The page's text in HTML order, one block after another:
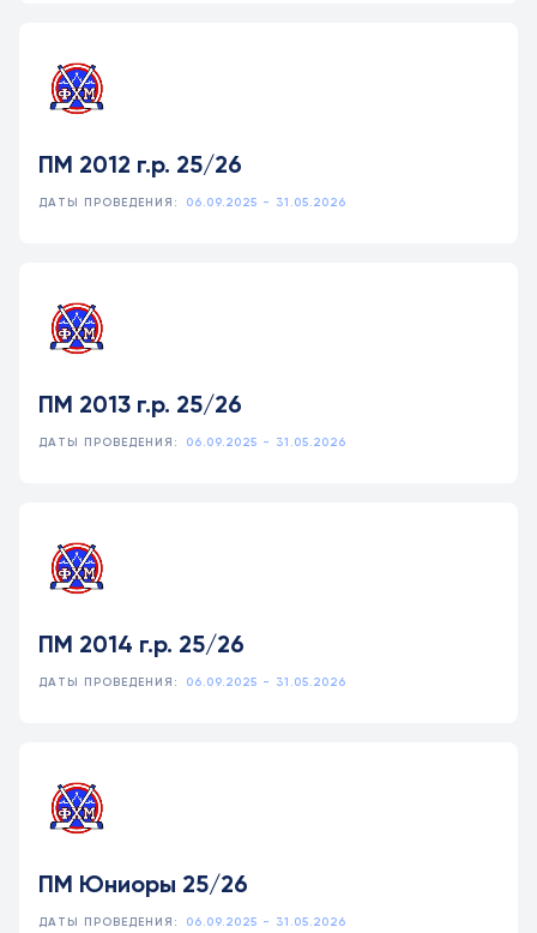
ПМ 2012 г.р. 25/26
ДАТЫ ПРОВЕДЕНИЯ: 06.09.2025 - 31.05.2026
ПМ 2013 г.р. 25/26
ДАТЫ ПРОВЕДЕНИЯ: 06.09.2025 - 31.05.2026
ПМ 2014 г.р. 25/26
ДАТЫ ПРОВЕДЕНИЯ: 06.09.2025 - 31.05.2026
ПМ Юниоры 25/26
ДАТЫ ПРОВЕДЕНИЯ: 06.09.2025 - 31.05.2026